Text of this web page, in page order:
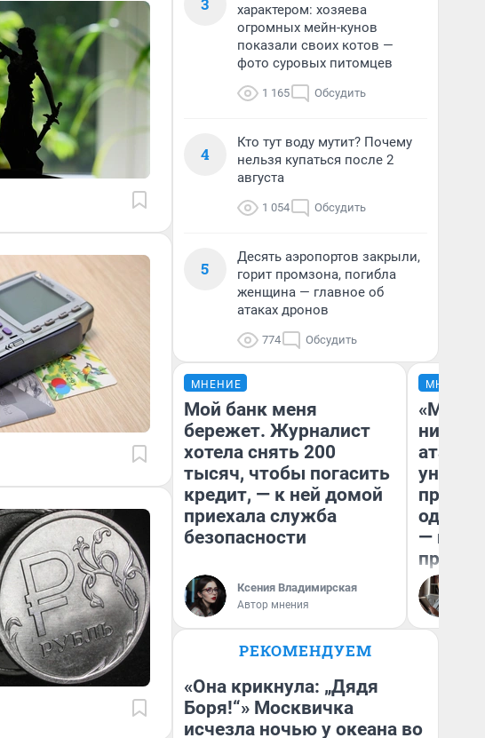
характером: хозяева
огромных мейн-кунов
показали своих котов —
фото суровых питомцев
1 165 Обсудить
4
Кто тут воду мутит? Почему
нельзя купаться после 2
августа
1 054 Обсудить
5
Десять аэропортов закрыли,
горит промзона, погибла
женщина — главное об
атаках дронов
774 Обсудить
МНЕНИЕ
Мой банк меня
бережет. Журналист
хотела снять 200
тысяч, чтобы погасить
кредит, — к ней домой
приехала служба
безопасности
Ксения Владимирская
Автор мнения
МНЕНИЕ
атаки
—
РЕКОМЕНДУЕМ
«Она крикнула: „Дядя
Боря!“» Москвичка
исчезла ночью у океана во